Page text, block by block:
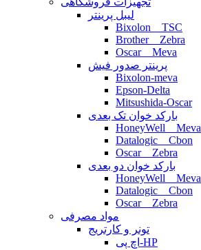
لیبل پرینتر
Bixolon _ TSC
Brother _ Zebra
Oscar _ Meva
پرینتر صدور فیش
Bixolon-meva
Epson-Delta
Mitsushida-Oscar
بارکد خوان تک بعدی
HoneyWell _ Meva
Datalogic _ Cbon
Oscar _ Zebra
بارکد خوان دو بعدی
HoneyWell _ Meva
Datalogic _ Cbon
Oscar _ Zebra
مواد مصرفی
تونر و کارتریج
اچ پی-HP